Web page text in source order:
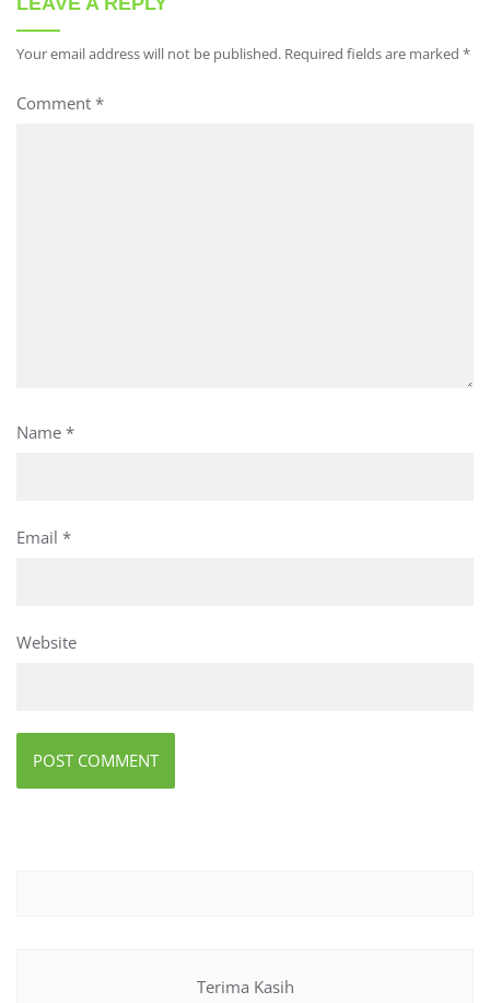
Your email address will not be published. Required fields are marked *
Comment *
Name *
Email *
Website
Terima Kasih